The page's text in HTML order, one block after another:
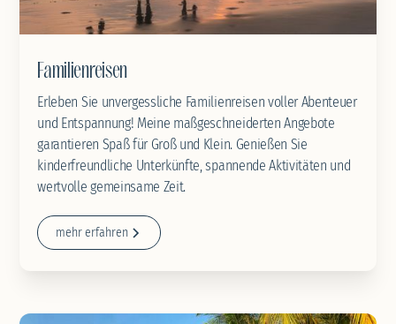
Familienreisen
Erleben Sie unvergessliche Familienreisen voller Abenteuer
und Entspannung! Meine maßgeschneiderten Angebote
garantieren Spaß für Groß und Klein. Genießen Sie
kinderfreundliche Unterkünfte, spannende Aktivitäten und
wertvolle gemeinsame Zeit.
mehr erfahren